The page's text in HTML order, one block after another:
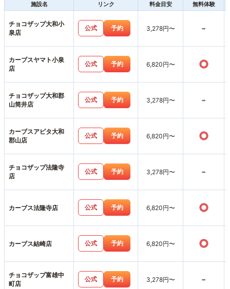
施設名
リンク 料金目安 無料体験
チョコザップ大和小
泉店
公式 予約 3,278円〜 -
カーブスヤマト小泉
店
公式 予約 6,820円〜 ○
チョコザップ大和郡
山筒井店
公式 予約 3,278円〜 -
カーブスアピタ大和
郡山店
公式 予約 6,820円〜 ○
チョコザップ法隆寺
店
公式 予約 3,278円〜 -
カーブス法隆寺店 公式 予約 6,820円〜 ○
カーブス結崎店 公式 予約 6,820円〜 ○
チョコザップ富雄中
町店
公式 予約 3,278円〜 -